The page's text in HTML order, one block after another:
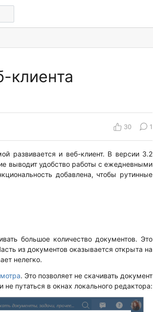
клиента
30 1
развивается и веб-клиент. В версии 3.2
выводит удобство работы с ежедневными
добавлена, чтобы рутинные
большое количество документов. Это
из документов оказывается открыта на
нелегко.
. Это позволяет не скачивать документ
путаться в окнах локального редактора: